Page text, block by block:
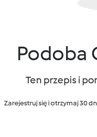
Podoba
Ten przepis i
Zarejestruj się i otrzymaj 30